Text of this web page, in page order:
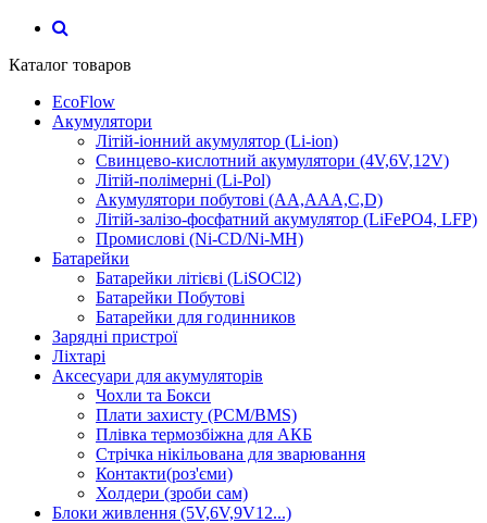
Каталог товаров
EcoFlow
Акумулятори
Літій-іонний акумулятор (Li-ion)
Свинцево-кислотний акумулятори (4V,6V,12V)
Літій-полімерні (Li-Pol)
Акумулятори побутові (AA,AAA,C,D)
Літій-залізо-фосфатний акумулятор (LiFePO4, LFP)
Промислові (Ni-CD/Ni-MH)
Батарейки
Батарейки літієві (LiSOCl2)
Батарейки Побутові
Батарейки для годинников
Зарядні пристрої
Ліхтарі
Аксесуари для акумуляторів
Чохли та Бокси
Плати захисту (PCM/BMS)
Плівка термозбіжна для АКБ
Стрічка нікільована для зварювання
Контакти(роз'єми)
Холдери (зроби сам)
Блоки живлення (5V,6V,9V12...)